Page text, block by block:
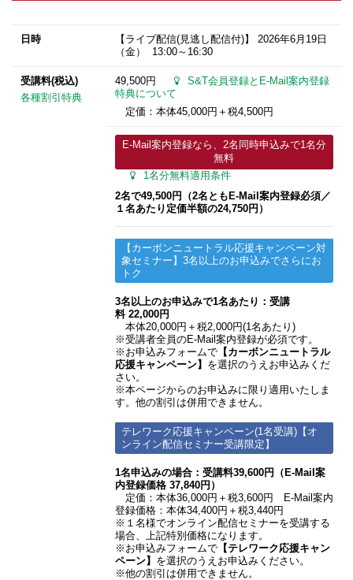
日時 【ライブ配信(見逃し配信付)】 2026年6月19日
（金） 13:00～16:30
受講料(税込)
各種割引特典
49,500円
S&T会員登録とE-Mail案内登録
特典について
定価：本体45,000円＋税4,500円
E-Mail案内登録なら、2名同時申込みで1名分
無料
1名分無料適用条件
2名で49,500円（2名ともE-Mail案内登録必須​／
１名あたり 定価半額の24,750円）
【カーボンニュートラル応援キャンペーン対
象セミナー】3名以上のお申込みでさらにお
トク
3名以上のお申込みで1名あたり：受講
料 22,000円
本体20,000円＋税2,000円(1名あたり)
※受講者全員のE-Mail案内登録が必須です。
※お申込みフォームで【カーボンニュートラル
応援キャンペーン】
を選択のうえお申込みくだ
さい。
※本ページからのお申込みに限り適用いたしま
す。他の割引は併用できません。
テレワーク応援キャンペーン(1名受講)【オ
ンライン配信セミナー受講限定】
1名申込みの場合：受講料39,600円（E-Mail案
内登録価格 37,840円）
定価：本体36,000円＋税3,600円 E-Mail案内
登録価格：本体34,400円＋税3,440円
※１名様でオンライン配信セミナーを受講する
場合、上記特別価格になります。
※お申込みフォームで【テレワーク応援キャン
ペーン】
を選択のうえお申込みください。
※他の割引は併用できません。